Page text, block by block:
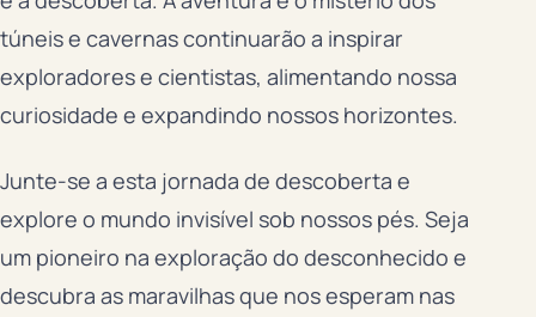
túneis e cavernas continuarão a inspirar
exploradores e cientistas, alimentando nossa
curiosidade e expandindo nossos horizontes.
Junte-se a esta jornada de descoberta e
explore o mundo invisível sob nossos pés. Seja
um pioneiro na exploração do desconhecido e
descubra as maravilhas que nos esperam nas